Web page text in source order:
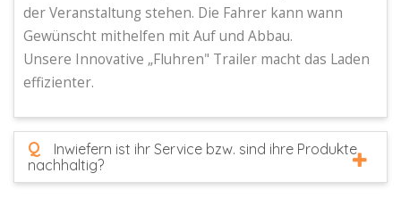
der Veranstaltung stehen. Die Fahrer kann wann
Gewünscht mithelfen mit Auf und Abbau.
Unsere Innovative „Fluhren" Trailer macht das Laden
effizienter.
Q
Inwiefern ist ihr Service bzw. sind ihre Produkte
nachhaltig?